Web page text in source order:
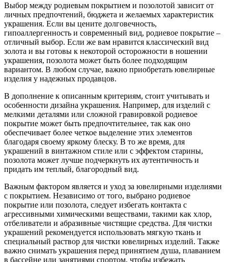
Выбор между родиевым покрытием и позолотой зависит от
личных предпочтений, бюджета и желаемых характеристик
украшения. Если вы цените долговечность,
гипоаллергенность и современный вид, родиевое покрытие –
отличный выбор. Если же вам нравится классический вид
золота и вы готовы к некоторой осторожности в ношении
украшения, позолота может быть более подходящим
вариантом. В любом случае, важно приобретать ювелирные
изделия у надежных продавцов.
В дополнение к описанным критериям, стоит учитывать и
особенности дизайна украшения. Например, для изделий с
мелкими деталями или сложной гравировкой родиевое
покрытие может быть предпочтительнее, так как оно
обеспечивает более четкое выделение этих элементов
благодаря своему яркому блеску. В то же время, для
украшений в винтажном стиле или с эффектом старины,
позолота может лучше подчеркнуть их аутентичность и
придать им теплый, благородный вид.
Важным фактором является и уход за ювелирными изделиями
с покрытием. Независимо от того, выбрано родиевое
покрытие или позолота, следует избегать контакта с
агрессивными химическими веществами, такими как хлор,
отбеливатели и абразивные чистящие средства. Для чистки
украшений рекомендуется использовать мягкую ткань и
специальный раствор для чистки ювелирных изделий. Также
важно снимать украшения перед принятием душа, плаванием
в бассейне или занятиями спортом, чтобы избежать